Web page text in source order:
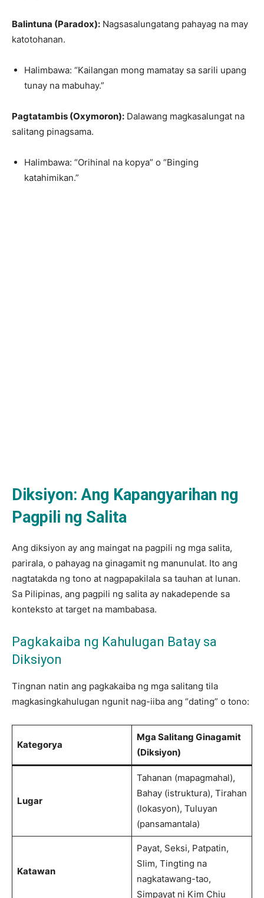
Balintuna (Paradox): Nagsasalungatang pahayag na may
katotohanan.
Halimbawa: “Kailangan mong mamatay sa sarili upang
tunay na mabuhay.”
Pagtatambis (Oxymoron): Dalawang magkasalungat na
salitang pinagsama.
Halimbawa: “Orihinal na kopya” o “Binging
katahimikan.”
Diksiyon: Ang Kapangyarihan ng
Pagpili ng Salita
Ang diksiyon ay ang maingat na pagpili ng mga salita,
parirala, o pahayag na ginagamit ng manunulat. Ito ang
nagtatakda ng tono at nagpapakilala sa tauhan at lunan.
Sa Pilipinas, ang pagpili ng salita ay nakadepende sa
konteksto at target na mambabasa.
Pagkakaiba ng Kahulugan Batay sa
Diksiyon
Tingnan natin ang pagkakaiba ng mga salitang tila
magkasingkahulugan ngunit nag-iiba ang “dating” o tono:
Kategorya
Mga Salitang Ginagamit
(Diksiyon)
Lugar
Tahanan (mapagmahal),
Bahay (istruktura), Tirahan
(lokasyon), Tuluyan
(pansamantala)
Katawan
Payat, Seksi, Patpatin,
Slim, Tingting na
nagkatawang-tao,
Simpayat ni Kim Chiu